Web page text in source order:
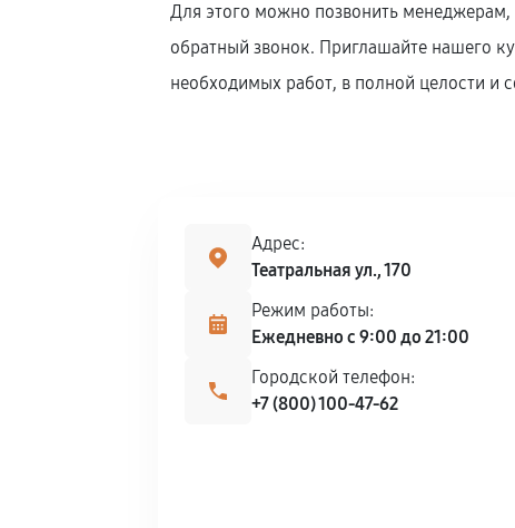
Для этого можно позвонить менеджерам,
обратный звонок. Приглашайте нашего
необходимых работ, в полной целости и
Адрес:
Театральная ул., 170
Режим работы:
Ежедневно с 9:00 до 21:00
Городской телефон:
+7 (800) 100-47-62